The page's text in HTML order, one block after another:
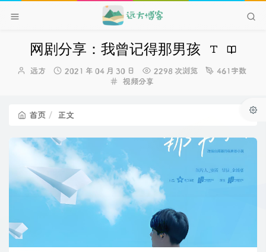
网剧分享：我曾记得那男孩
博
远方
发
2021 年 04 月 30 日 2298 次浏览
461字数
分
视频分享
首页 正文